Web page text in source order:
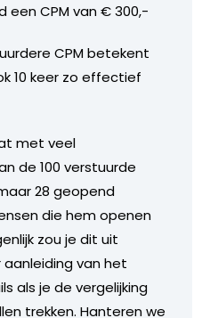
CPM van € 300,-
CPM betekent
10 keer zo effectief
met veel
de 100 verstuurde
28 geopend
die hem openen
zou je dit uit
van het
als je de vergelijking
trekken. Hanteren we